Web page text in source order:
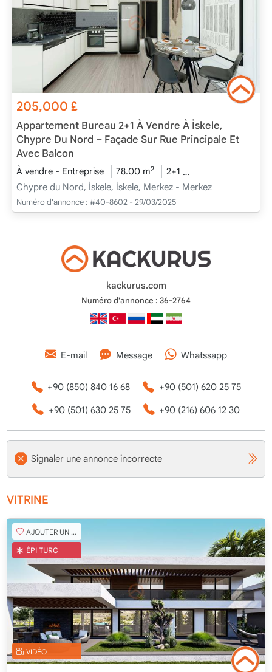
205,000£
Appartement Bureau 2+1 À Vendre À İskele,
Chypre Du Nord – Façade Sur Rue Principale Et
Avec Balcon
À vendre - Entreprise 78.00 m2 2+1
Chypre du Nord, İskele, İskele, Merkez - Merkez
Numéro d'annonce : #40-8602 - 29/03/2025
kackurus.com
Numéro d'annonce : 36-2764
E-mail Message Whatssapp
+90 (850) 840 16 68 +90 (501) 620 25 75
+90 (501) 630 25 75 +90 (216) 606 12 30
Signaler une annonce incorrecte
VITRINE
AJOUTER UN FAVORI
ÉPI TURC
VIDÉO